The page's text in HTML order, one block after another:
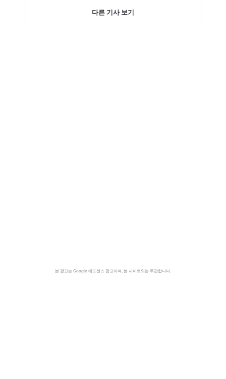
다른 기사 보기
본 광고는 Google 애드센스 광고이며, 본 사이트와는 무관합니다.